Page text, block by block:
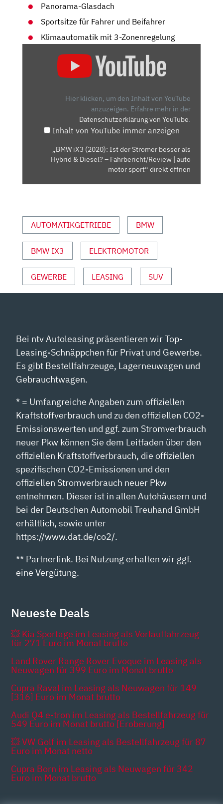
Panorama-Glasdach
Sportsitze für Fahrer und Beifahrer
Klimaautomatik mit 3-Zonenregelung
AUTO
MOTOR
SPORT“
VON
ANZEIGEN
Hier klicken, um den Inhalt von YouTube
anzuzeigen. Erfahre mehr in der
Datenschutzerklärung von YouTube.
Inhalt von YouTube immer anzeigen
„BMW iX3 (2020): Ist der Stromer besser als
Hybrid & Diesel? – Fahrbericht/Review | auto
motor sport“ direkt öffnen
AUTOMATIKGETRIEBE BMW
BMW IX3 ELEKTROMOTOR
GEWERBE LEASING SUV
Bei ntv Autoleasing präsentieren wir Top-
Leasing-Schnäppchen für Privat und Gewerbe.
Es gibt Bestellfahrzeuge, Lagerneuwagen und
Gebrauchtwagen.
* = Umfangreiche Angaben zum offiziellen
Kraftstoffverbrauch und zu den offiziellen CO2-
Emissionswerten und ggf. zum Stromverbrauch
neuer Pkw können Sie dem Leitfaden über den
offiziellen Kraftstoffverbrauch, die offiziellen
spezifischen CO2-Emissionen und den
offiziellen Stromverbrauch neuer Pkw
entnehmen. Dieser ist in allen Autohäusern und
bei der Deutschen Automobil Treuhand GmbH
erhältlich, sowie unter
https://www.dat.de/co2/.
** Partnerlink. Bei Nutzung erhalten wir ggf.
eine Vergütung.
Neueste Deals
💥 Kia Sportage im Leasing als Vorlauffahrzeug
für 271 Euro im Monat brutto
Land Rover Range Rover Evoque im Leasing als
Neuwagen für 399 Euro im Monat brutto
Cupra Raval im Leasing als Neuwagen für 149
[316] Euro im Monat brutto
Audi Q4 e-tron im Leasing als Bestellfahrzeug für
549 Euro im Monat brutto [Eroberung]
💥 VW Golf im Leasing als Bestellfahrzeug für 87
Euro im Monat netto
Cupra Born im Leasing als Neuwagen für 342
Euro im Monat brutto